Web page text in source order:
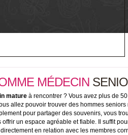
MÉDECIN
matureà rencontrer ? Vous avez plus de
allez pouvoir trouver des hommes
pour partager des souvenirs, vous
un espace agréable et fiable. Il suffit
en relation avec les membres